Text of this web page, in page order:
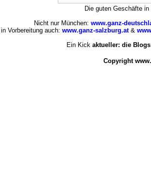
Die guten Geschäfte
Nicht nur München: www.ganz-
in Vorbereitung auch: www.ganz-salzburg.at&
Ein Kick aktueller: die Blogs
Copyright